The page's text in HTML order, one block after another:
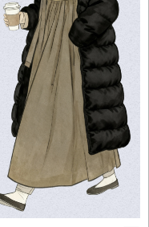
내 2026-08-06
2026-08-05
안산시도서관 2026년 7월 독서퀴즈 당첨자 결과 안내 2026-07-29
하루10분X작가산책 <내 친구는 왜 그럴까, 최현주 작가 강연> 2026-07-20